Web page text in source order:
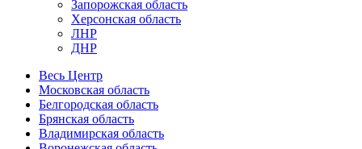
Запорожская область
Херсонская область
ЛНР
ДНР
Весь Центр
Московская область
Белгородская область
Брянская область
Владимирская область